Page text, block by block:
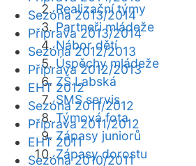
Realizační týmy
Partneři mládeže
Nábor dětí
Úspěchy mládeže
ZŠ Labská
SMS servis
Týmová fota
Zápasy juniorů
Zápasy dorostu
Sezóna 2013/2014
Příprava 2013/2014
Sezóna 2012/2013
Příprava 2012/2013
EHT 2012
Sezóna 2011/2012
Příprava 2011/2012
EHT 2011
Sezóna 2010/2011